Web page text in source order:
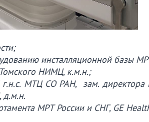
инсталляционной базы
НИМЦ, к.м.н.;
МТЦ СО РАН, зам. директора
д.м.н.
МРТ России и СНГ, GE